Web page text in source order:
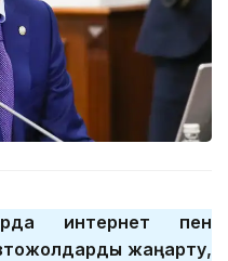
интернет пен
жаңарту,